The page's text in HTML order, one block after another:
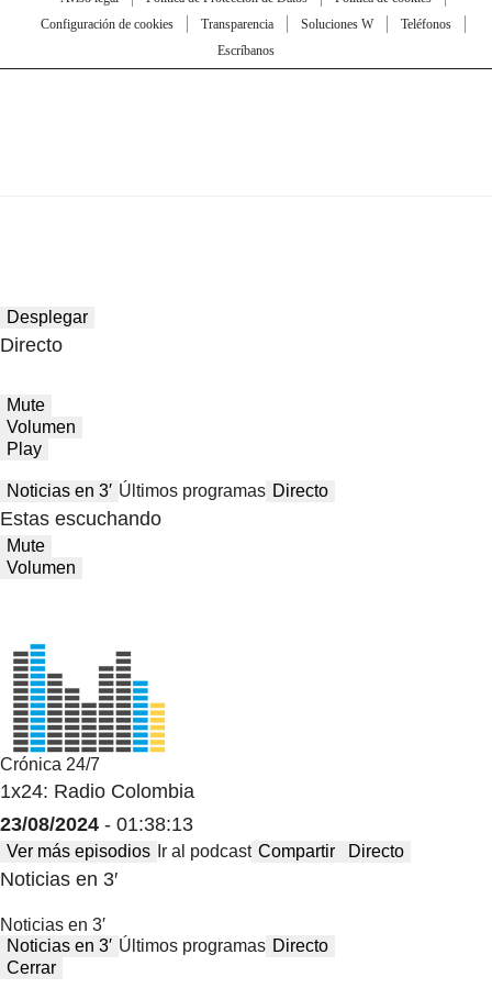
Configuración de cookies
Transparencia Soluciones W
Teléfonos
Escríbanos
Desplegar
Directo
Mute
Volumen
Play
Noticias en 3′ Últimos programas Directo
Estas escuchando
Mute
Volumen
Crónica 24/7
1x24: Radio Colombia
23/08/2024 - 01:38:13
Ver más episodios Ir al podcast Compartir Directo
Noticias en 3′
Noticias en 3′
Noticias en 3′ Últimos programas Directo
Cerrar